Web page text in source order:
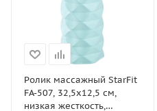
Ролик массажный StarFit
FA-507, 32,5x12,5 cм,
низкая жесткость,